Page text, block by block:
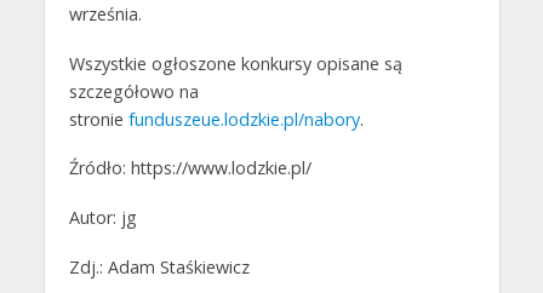
września.
Wszystkie ogłoszone konkursy opisane są
szczegółowo na
stronie funduszeue.lodzkie.pl/nabory.
Źródło: https://www.lodzkie.pl/
Autor: jg
Zdj.: Adam Staśkiewicz